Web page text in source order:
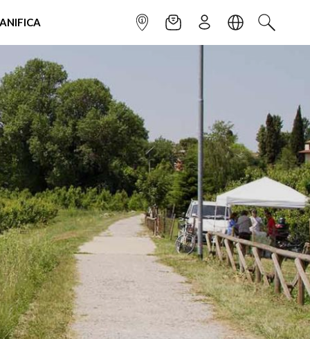
INFOPOINTNEWSLETTER
ISCRIVITILINGUACERCA